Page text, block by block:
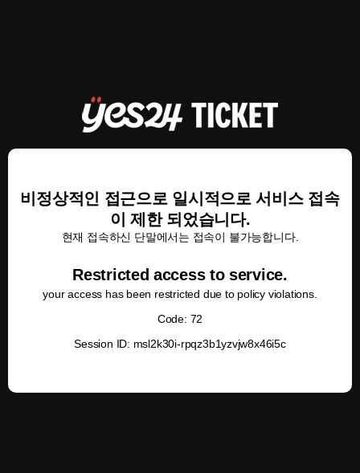
비정상적인 접근으로 일시적으로 서비스 접속
이 제한 되었습니다.
현재 접속하신 단말에서는 접속이 불가능합니다.
Restricted access to service.
your access has been restricted due to policy violations.
Code: 72
Session ID: msl2k30i-rpqz3b1yzvjw8x46i5c